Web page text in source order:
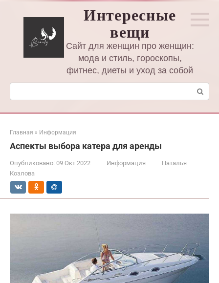
Интересные
вещи
Сайт для женщин про женщин:
мода и стиль, гороскопы,
фитнес, диеты и уход за собой
Поиск:
Главная » Информация
Аспекты выбора катера для аренды
Опубликовано: 09 Окт 2022 Информация
Наталья
Козлова